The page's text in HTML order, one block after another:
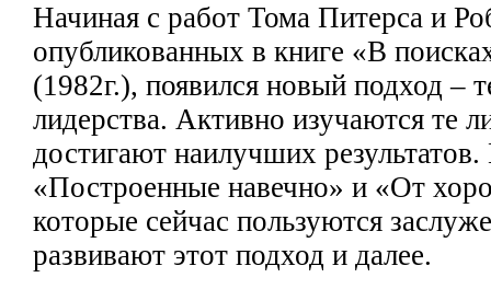
Начиная с работ Тома Питерса и
опубликованных в книге «В
(1982г.), появился новый подход –
лидерства. Активно изучаются те
достигают наилучших
«Построенные навечно» и «От
которые сейчас пользуются
развивают этот подход и далее.